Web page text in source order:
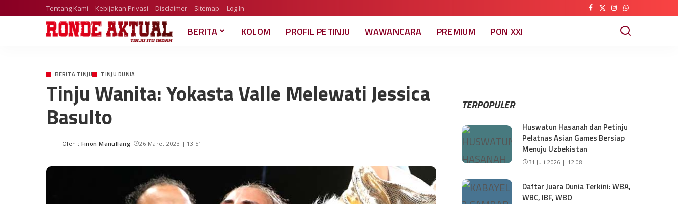
Tentang Kami Kebijakan Privasi Disclaimer Sitemap Log In
BERITA KOLOM PROFIL PETINJU WAWANCARA PREMIUM PON XXI
BERITA TINJU TINJU DUNIA
Tinju Wanita: Yokasta Valle Melewati Jessica
Basulto
Oleh : Finon Manullang 26 Maret 2023 | 13:51
TERPOPULER
Huswatun Hasanah dan Petinju
Pelatnas Asian Games Bersiap
Menuju Uzbekistan
31 Juli 2026 | 12:08
Daftar Juara Dunia Terkini: WBA,
WBC, IBF, WBO